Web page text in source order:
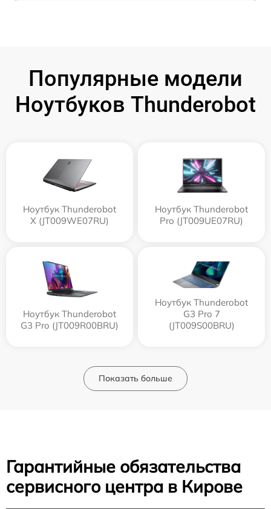
Популярные модели
Ноутбуков Thunderobot
Ноутбук Thunderobot
X (JT009WE07RU)
Ноутбук Thunderobot
Pro (JT009UE07RU)
Ноутбук Thunderobot
G3 Pro (JT009R00BRU)
Ноутбук Thunderobot
G3 Pro 7
(JT009S00BRU)
Показать больше
Гарантийные обязательства
сервисного центра в Кирове